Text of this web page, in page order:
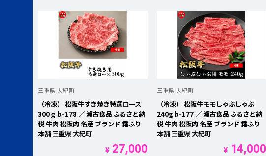
三重県 大紀町
（冷凍） 松阪牛すき焼き特選ロース
300ｇ b-178 ／ 瀬古食品 ふるさと納
税 牛肉 松阪肉 名産 ブランド 霜ふり
本舗 三重県 大紀町
¥27,000
三重県 大紀町
（冷凍） 松阪牛モモしゃぶしゃぶ
240g b-177 ／ 瀬古食品 ふるさと納
税 牛肉 松阪肉 名産 ブランド 霜ふり
本舗 三重県 大紀町
¥ 14,000